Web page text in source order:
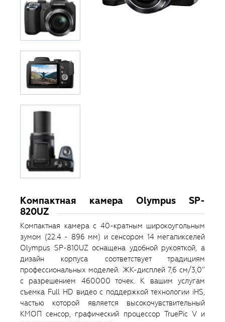
Компактная камера Olympus SP-
820UZ
Компактная камера с 40-кратным широкоугольным
зумом (22.4 - 896 мм) и сенсором 14 мегапикселей
Olympus SP-810UZ оснащена удобной рукояткой, а
дизайн корпуса соответствует традициям
профессиональных моделей. ЖК-дисплей 7,6 см/3,0’’
с разрешением 460000 точек. К вашим услугам
съемка Full HD видео с поддержкой технологии iHS,
частью которой является высокочувствительный
КМОП сенсор, графический процессор TruePic V и